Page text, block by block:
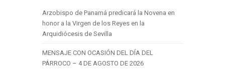
Arzobispo de Panamá predicará la Novena en
honor a la Virgen de los Reyes en la
Arquidiócesis de Sevilla
MENSAJE CON OCASIÓN DEL DÍA DEL
PÁRROCO – 4 DE AGOSTO DE 2026